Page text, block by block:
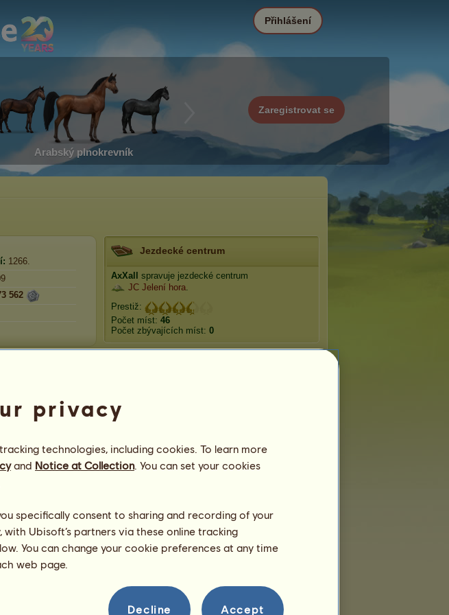
Arabský plnokrevník
Zaregistrovat se
Přihlášení
1266.
562
před 1 hodina
před 21 hodin
před 23 hodin
Jezdecké centrum
AxXall
spravuje jezdecké centrum
JC Jelení hora.
Prestiž:
Počet míst: 46
Počet zbývajících míst: 0
Kreslený film
Romantická
Dobrodružný Superhrdinský
Sci-fi Muzikál Horor
privacy
technologies, including cookies. To learn more
and Notice at Collection. You can set your cookies
specifically consent to sharing and recording of your
Ubisoft’s partners via these online tracking
You can change your cookie preferences at any time
web page.
Decline Accept